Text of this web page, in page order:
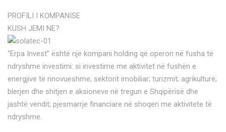
PROFILI I KOMPANISE
KUSH JEMI NE?
“Erpa Invest” është një kompani holding që operon në fusha të
ndryshme investimi: si investime me aktivitet në fushën e
energjive të rinovueshme; sektorit imobiliar; turizmit; agrikulturë;
blerjen dhe shitjen e aksioneve në tregun e Shqipërisë dhe
jashtë vendit; pjesmarrje financiare në shoqeri me aktivitete të
ndryshme.